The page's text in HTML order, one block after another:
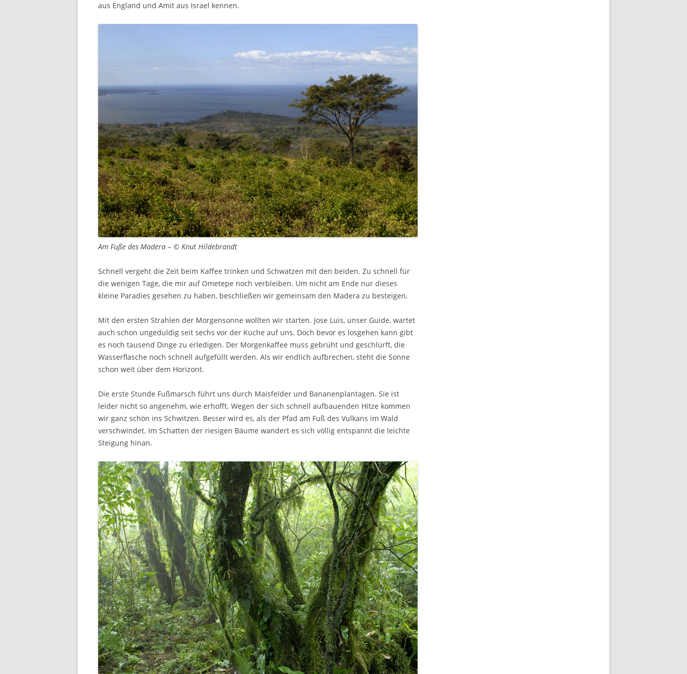
aus England und Amit aus Israel kennen.
Am Fuße des Madera – © Knut Hildebrandt
Schnell vergeht die Zeit beim Kaffee trinken und Schwatzen mit den beiden. Zu schnell für
die wenigen Tage, die mir auf Ometepe noch verbleiben. Um nicht am Ende nur dieses
kleine Paradies gesehen zu haben, beschließen wir gemeinsam den Madera zu besteigen.
Mit den ersten Strahlen der Morgensonne wollten wir starten. Jose Luis, unser Guide, wartet
auch schon ungeduldig seit sechs vor der Küche auf uns. Doch bevor es losgehen kann gibt
es noch tausend Dinge zu erledigen. Der Morgenkaffee muss gebrüht und geschlürft, die
Wasserflasche noch schnell aufgefüllt werden. Als wir endlich aufbrechen, steht die Sonne
schon weit über dem Horizont.
Die erste Stunde Fußmarsch führt uns durch Maisfelder und Bananenplantagen. Sie ist
leider nicht so angenehm, wie erhofft. Wegen der sich schnell aufbauenden Hitze kommen
wir ganz schön ins Schwitzen. Besser wird es, als der Pfad am Fuß des Vulkans im Wald
verschwindet. Im Schatten der riesigen Bäume wandert es sich völlig entspannt die leichte
Steigung hinan.